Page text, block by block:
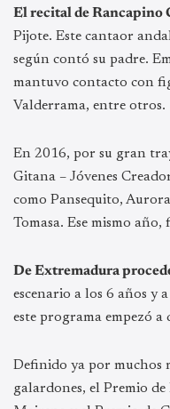
El recital de Rancapino
Pijote. Este cantaor
según contó su padre.
mantuvo contacto con
Valderrama, entre otros.
En 2016, por su gran
Gitana – Jóvenes
como Pansequito,
Tomasa. Ese mismo
De Extremadura
escenario a los 6 años y
este programa empezó
Definido ya por muchos
galardones, el Premio